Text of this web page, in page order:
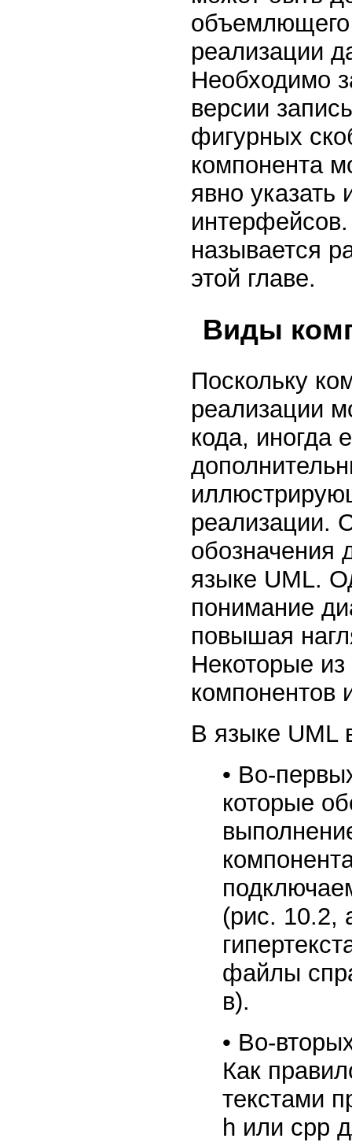
объемлющего
реализации
Необходимо
версии
фигурных
компонента
явно
называется
этой главе.
Виды
Поскольку
реализации
кода, иногда
реализации.
обозначения
языке UML.
понимание
повышая
Некоторые
компонентов
В языке UML
• Во-
которые
(рис. 10.2,
файлы
в).
• Во-
Как
текстами
h или срр